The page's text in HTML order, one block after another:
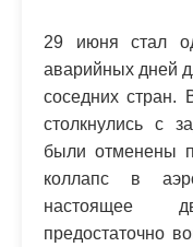
29 июня стал
аварийных дней
соседних стран.
столкнулись с
были отменены
коллапс в
настоящее
предостаточно